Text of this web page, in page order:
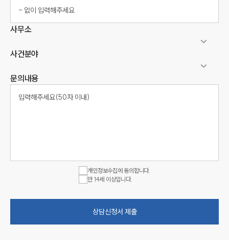
사무소
사건분야
문의내용
개인정보수집에 동의합니다.
만 14세 이상입니다.
상담신청서 제출